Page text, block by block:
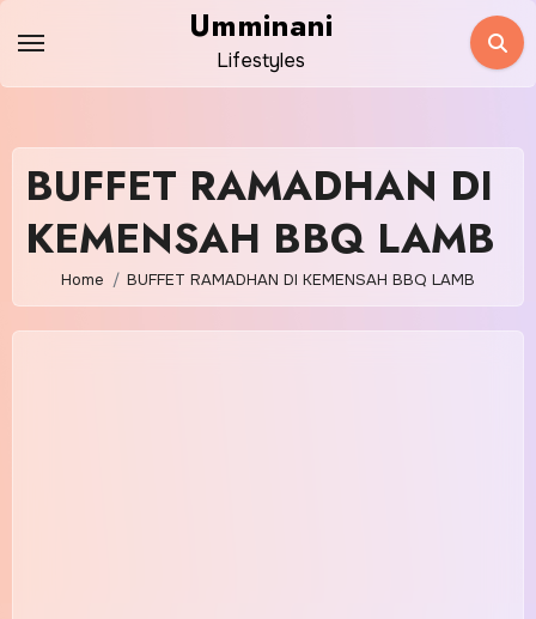
content
Umminani
Lifestyles
BUFFET RAMADHAN DI
KEMENSAH BBQ LAMB
Home BUFFET RAMADHAN DI KEMENSAH BBQ LAMB